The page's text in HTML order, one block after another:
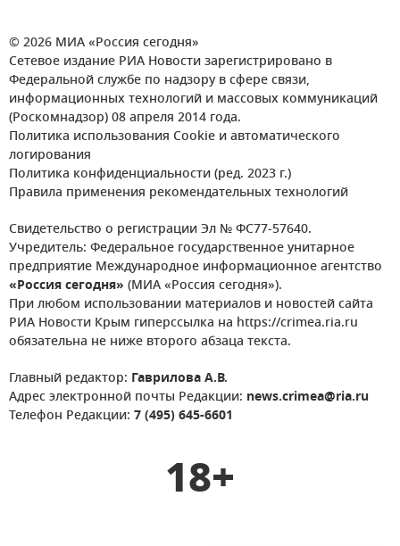
© 2026 МИА «Россия сегодня»
Сетевое издание РИА Новости зарегистрировано в
Федеральной службе по надзору в сфере связи,
информационных технологий и массовых коммуникаций
(Роскомнадзор) 08 апреля 2014 года.
Политика использования Cookie и автоматического
логирования
Политика конфиденциальности (ред. 2023 г.)
Правила применения рекомендательных технологий
Свидетельство о регистрации Эл № ФС77-57640.
Учредитель: Федеральное государственное унитарное
предприятие Международное информационное агентство
«Россия сегодня» (МИА «Россия сегодня»).
При любом использовании материалов и новостей сайта
РИА Новости Крым гиперссылка на https://crimea.ria.ru
обязательна не ниже второго абзаца текста.
Главный редактор: Гаврилова А.В.
Адрес электронной почты Редакции: news.crimea@ria.ru
Телефон Редакции: 7 (495) 645-6601
18+